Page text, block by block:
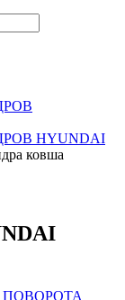
HYUNDAI
ковша